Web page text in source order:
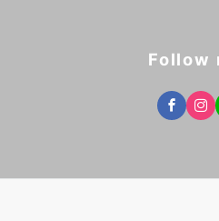
Follow